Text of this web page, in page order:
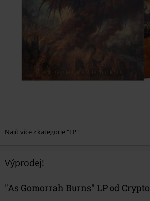
Najít více z kategorie "LP"
Výprodej!
"As Gomorrah Burns" LP od